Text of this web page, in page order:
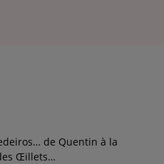
de Quentin à la
Œillets…